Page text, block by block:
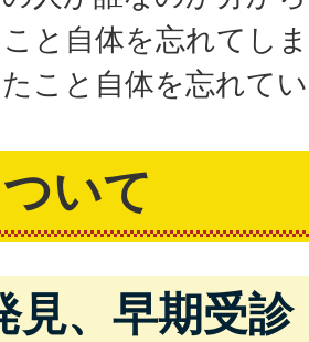
と自体を忘れてし
こと自体を忘れて
いて
見、早期受